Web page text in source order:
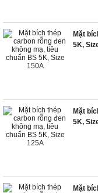
Mặt
5K,
Mặt
5K,
Mặt